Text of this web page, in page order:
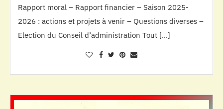
Rapport moral – Rapport financier – Saison 2025-
2026 : actions et projets à venir – Questions diverses –
Election du Conseil d’administration Tout […]